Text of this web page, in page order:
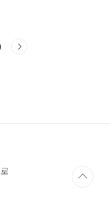
CJ제일제당 근처에
다^^ #팔팔식당 #앨